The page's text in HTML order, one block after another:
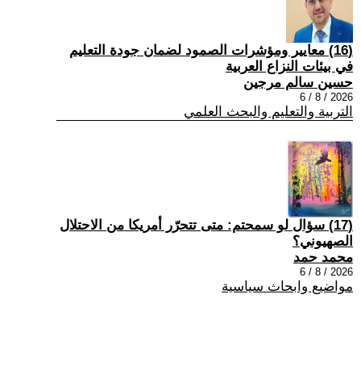
(16) معايير ومؤشرات الصمود لضمان جودة التعليم
في بيئات النزاع العربية
حسين سالم مرجين
2026 / 8 / 6
التربية والتعليم والبحث العلمي
(17) سؤال لو سمحتم: متى تتحرّر أمريكا من الاحتلال
الصهيوني؟
محمد حمد
2026 / 8 / 6
مواضيع وابحاث سياسية